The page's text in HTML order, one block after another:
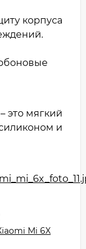
корпуса
это мягкий
и
Mi 6X